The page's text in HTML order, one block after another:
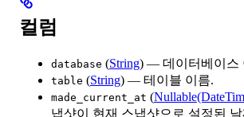
컬럼
database (String) — 데이터베이스
table (String) — 테이블 이름.
made_current_at (
냅샷이 현재 스냅샷으로 설정된